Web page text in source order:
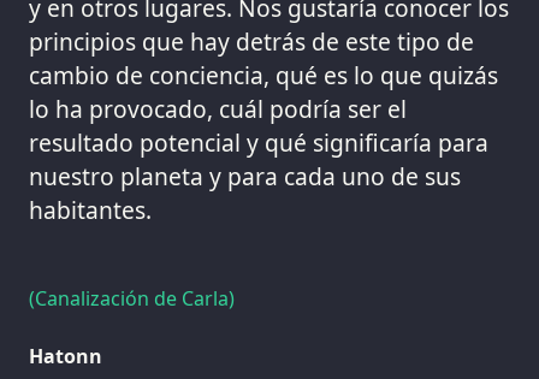
y en otros lugares. Nos gustaría conocer los
principios que hay detrás de este tipo de
cambio de conciencia, qué es lo que quizás
lo ha provocado, cuál podría ser el
resultado potencial y qué significaría para
nuestro planeta y para cada uno de sus
habitantes.
(Canalización de Carla)
Hatonn